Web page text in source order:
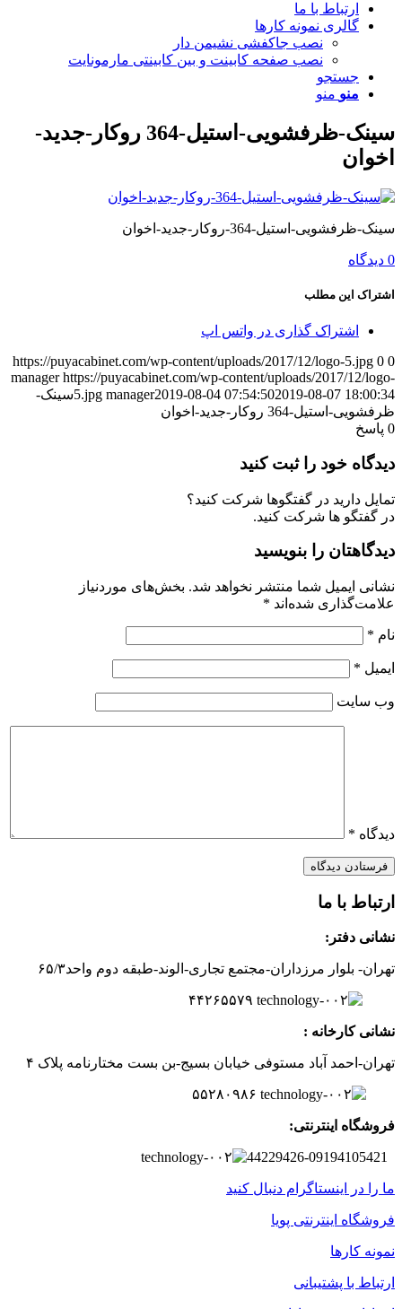
ارتباط با ما
گالری نمونه کارها
نصب جاکفشی نشیمن دار
نصب صفحه کابینت و بین کابینتی مارمونایت
جستجو
منو منو
سینک-ظرفشویی-استیل-364 روکار-جدید-
اخوان
سینک-ظرفشویی-استیل-364-روکار-جدید-اخوان
0 دیدگاه
اشتراک این مطلب
اشتراک گذاری در واتس اپ
https://puyacabinet.com/wp-content/uploads/2017/12/logo-5.jpg 0 0
manager https://puyacabinet.com/wp-content/uploads/2017/12/logo-
5.jpg manager2019-08-04 07:54:502019-08-07 18:00:34
سینک-
ظرفشویی-استیل-364 روکار-جدید-اخوان
0 پاسخ
دیدگاه خود را ثبت کنید
تمایل دارید در گفتگوها شرکت کنید؟
در گفتگو ها شرکت کنید.
دیدگاهتان را بنویسید
نشانی ایمیل شما منتشر نخواهد شد. بخش‌های موردنیاز
علامت‌گذاری شده‌اند *
نام *
ایمیل *
وب‌ سایت
دیدگاه *
ارتباط با ما
نشانی دفتر:
تهران- بلوار مرزداران-مجتمع تجاری-الوند-طبقه دوم واحد۶ ۵/۳
۲۶۵۵۷۹
نشانی کارخانه :
تهران- احمد آباد مستوفی خیابان بسیج-بن بست مختارنامه پلاک ۴
فروشگاه اینترنتی:
44229426-09194105421
ما را در اینستاگرام دنبال کنید
فروشگاه اینترنتی پویا
نمونه کارها
ارتباط با پشتیبانی